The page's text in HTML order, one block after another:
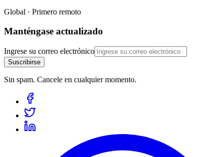
Global · Primero remoto
Manténgase actualizado
Ingrese su correo electrónico
Suscribirse
Sin spam. Cancele en cualquier momento.